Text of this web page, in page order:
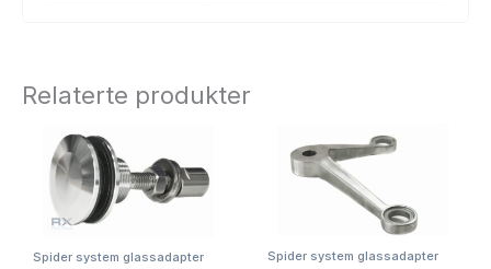
Relaterte produkter
Spider system glassadapter Spider system glassadapter